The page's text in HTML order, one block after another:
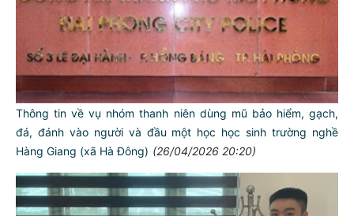
Thông tin về vụ nhóm thanh niên dùng mũ bảo hiểm, gạch,
đá, đánh vào người và đầu một học học sinh trường nghề
Hàng Giang (xã Hà Đông) (26/04/2026 20:20)